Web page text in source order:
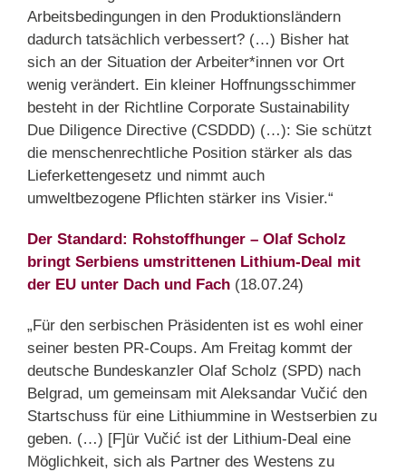
Arbeitsbedingungen in den Produktionsländern
dadurch tatsächlich verbessert? (…) Bisher hat
sich an der Situation der Arbeiter*innen vor Ort
wenig verändert. Ein kleiner Hoffnungsschimmer
besteht in der Richtline Corporate Sustainability
Due Diligence Directive (CSDDD) (…): Sie schützt
die menschenrechtliche Position stärker als das
Lieferkettengesetz und nimmt auch
umweltbezogene Pflichten stärker ins Visier.“
Der Standard: Rohstoffhunger – Olaf Scholz
bringt Serbiens umstrittenen Lithium-Deal mit
der EU unter Dach und Fach (18.07.24)
„Für den serbischen Präsidenten ist es wohl einer
seiner besten PR-Coups. Am Freitag kommt der
deutsche Bundeskanzler Olaf Scholz (SPD) nach
Belgrad, um gemeinsam mit Aleksandar Vučić den
Startschuss für eine Lithiummine in Westserbien zu
geben. (…) [F]ür Vučić ist der Lithium-Deal eine
Möglichkeit, sich als Partner des Westens zu